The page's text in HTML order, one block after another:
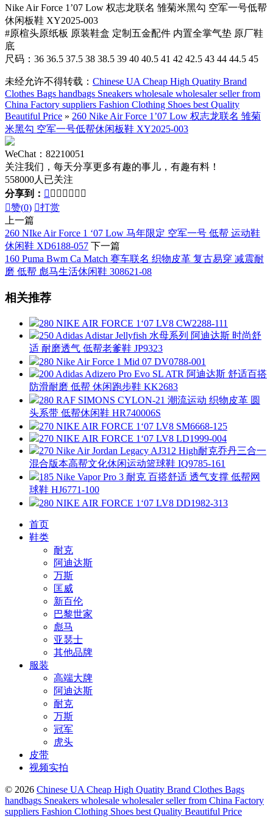
Nike Air Force 1’07 Low 权志龙联名 雏菊米黑勾 空军一号低帮
休闲板鞋 XY2025-003
#原楦头原纸板 原装鞋盒 定制五金配件 内置全掌气垫 原厂鞋
底
尺码：36 36.5 37.5 38 38.5 39 40 40.5 41 42 42.5 43 44 44.5 45
未经允许不得转载： Chinese UA Cheap High Quatity Brand
Clothes Bags handbags Sneakers wholesale wholesaler seller from
China Factory suppliers Fashion Clothing Shoes best Quality
Beautiful Price » 260 Nike Air Force 1’07 Low 权志龙联名 雏菊
米黑勾 空军一号低帮休闲板鞋 XY2025-003
WeChat：82210051
关注我们，每天分享更多有趣的事儿，有趣有料！
558000人已关注
分享到：       
赞(0) 打赏
上一篇
260 NIke Air Force 1 ‘07 Low 马年限定 空军一号 低帮 运动鞋
休闲鞋 XD6188-057 下一篇
160 Puma Bwm Ca Match 赛车联名 织物皮革 复古易穿 减震耐
磨 低帮 彪马生活休闲鞋 308621-08
相关推荐
280 NIKE AIR FORCE 1‘07 LV8 CW2288-111
250 Adidas Adistar Jellyfish 水母系列 阿迪达斯 时尚舒
适 耐磨透气 低帮老爹鞋 JP9323
280 Nike Air Force 1 Mid 07 DV0788-001
200 Adidas Adizero Pro Evo SL ATR 阿迪达斯 舒适百搭
防滑耐磨 低帮 休闲跑步鞋 KK2683
280 RAF SIMONS CYLON-21 潮流运动 织物皮革 圆
头系带 低帮休闲鞋 HR740006S
270 NIKE AIR FORCE 1‘07 LV8 SM6668-125
270 NIKE AIR FORCE 1‘07 LV8 LD1999-004
270 Nike Air Jordan Legacy AJ312 High耐克乔丹三合一
混合版本高帮文化休闲运动篮球鞋 IQ9785-161
185 Nike Vapor Pro 3 耐克 百搭舒适 透气支撑 低帮网
球鞋 HJ6771-100
280 NIKE AIR FORCE 1‘07 LV8 DD1982-313
首页
鞋类
耐克
阿迪达斯
万斯
匡威
新百伦
巴黎世家
彪马
亚瑟士
其他品牌
服装
高端大牌
阿迪达斯
耐克
万斯
冠军
虎头
皮带
视频实拍
© 2026 Chinese UA Cheap High Quatity Brand Clothes Bags
handbags Sneakers wholesale wholesaler seller from China Factory
suppliers Fashion Clothing Shoes best Quality Beautiful Price